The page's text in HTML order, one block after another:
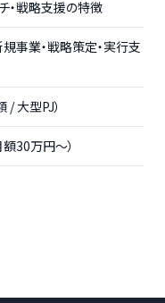
・戦略支援の特徴
事業・戦略策定・実行支
/ 大型PJ）
30万円〜）